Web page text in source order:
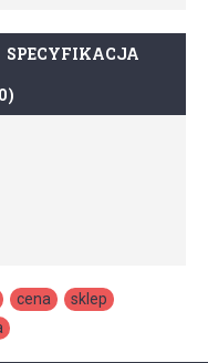
SPECYFIKACJA
cena sklep